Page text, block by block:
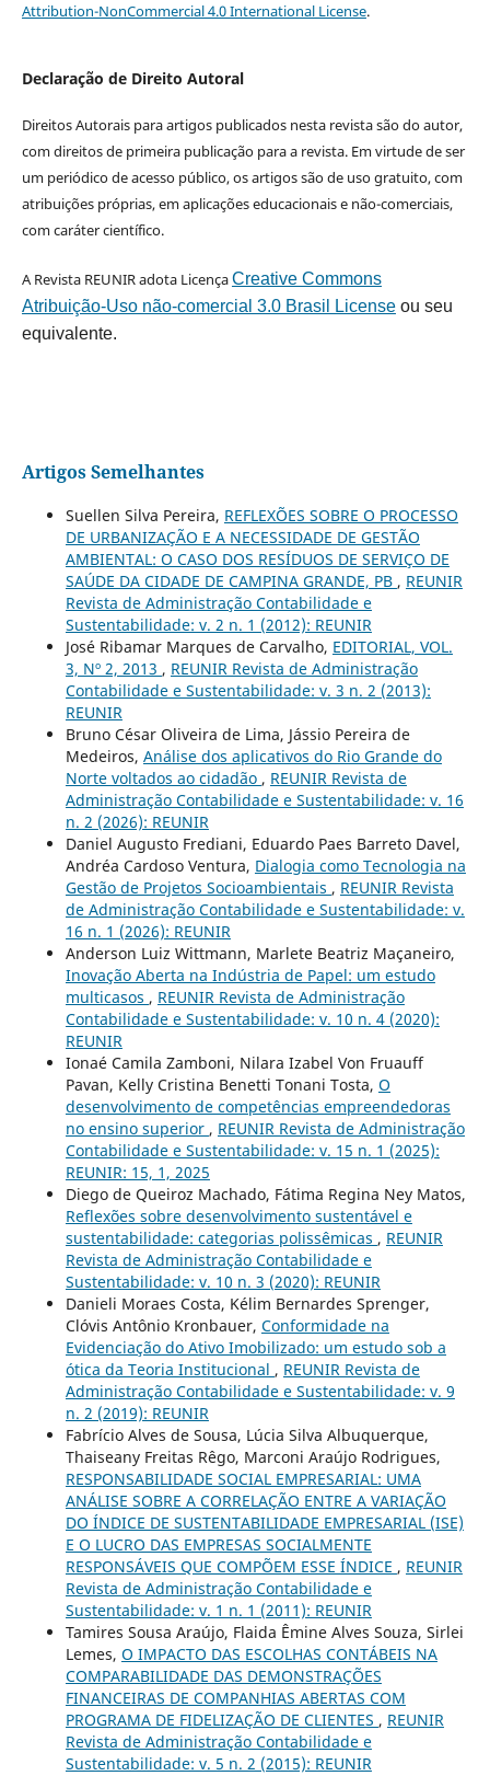
Attribution-NonCommercial 4.0 International License.
Declaração de Direito Autoral
Direitos Autorais para artigos publicados nesta revista são do autor,
com direitos de primeira publicação para a revista. Em virtude de ser
um periódico de acesso público, os artigos são de uso gratuito, com
atribuições próprias, em aplicações educacionais e não-comerciais,
com caráter científico.
A Revista REUNIR adota LicençaCreative Commons
Atribuição-Uso não-comercial 3.0 Brasil Licenseou seu
equivalente.
Artigos Semelhantes
Suellen Silva Pereira, REFLEXÕES SOBRE O PROCESSO
DE URBANIZAÇÃO E A NECESSIDADE DE GESTÃO
AMBIENTAL: O CASO DOS RESÍDUOS DE SERVIÇO DE
SAÚDE DA CIDADE DE CAMPINA GRANDE, PB , REUNIR
Revista de Administração Contabilidade e
Sustentabilidade: v. 2 n. 1 (2012): REUNIR
José Ribamar Marques de Carvalho, EDITORIAL, VOL.
3, Nº 2, 2013 , REUNIR Revista de Administração
Contabilidade e Sustentabilidade: v. 3 n. 2 (2013):
REUNIR
Bruno César Oliveira de Lima, Jássio Pereira de
Medeiros, Análise dos aplicativos do Rio Grande do
Norte voltados ao cidadão , REUNIR Revista de
Administração Contabilidade e Sustentabilidade: v. 16
n. 2 (2026): REUNIR
Daniel Augusto Frediani, Eduardo Paes Barreto Davel,
Andréa Cardoso Ventura, Dialogia como Tecnologia na
Gestão de Projetos Socioambientais , REUNIR Revista
de Administração Contabilidade e Sustentabilidade: v.
16 n. 1 (2026): REUNIR
Anderson Luiz Wittmann, Marlete Beatriz Maçaneiro,
Inovação Aberta na Indústria de Papel: um estudo
multicasos , REUNIR Revista de Administração
Contabilidade e Sustentabilidade: v. 10 n. 4 (2020):
REUNIR
Ionaé Camila Zamboni, Nilara Izabel Von Fruauff
Pavan, Kelly Cristina Benetti Tonani Tosta, O
desenvolvimento de competências empreendedoras
no ensino superior , REUNIR Revista de Administração
Contabilidade e Sustentabilidade: v. 15 n. 1 (2025):
REUNIR: 15, 1, 2025
Diego de Queiroz Machado, Fátima Regina Ney Matos,
Reflexões sobre desenvolvimento sustentável e
sustentabilidade: categorias polissêmicas , REUNIR
Revista de Administração Contabilidade e
Sustentabilidade: v. 10 n. 3 (2020): REUNIR
Danieli Moraes Costa, Kélim Bernardes Sprenger,
Clóvis Antônio Kronbauer, Conformidade na
Evidenciação do Ativo Imobilizado: um estudo sob a
ótica da Teoria Institucional , REUNIR Revista de
Administração Contabilidade e Sustentabilidade: v. 9
n. 2 (2019): REUNIR
Fabrício Alves de Sousa, Lúcia Silva Albuquerque,
Thaiseany Freitas Rêgo, Marconi Araújo Rodrigues,
RESPONSABILIDADE SOCIAL EMPRESARIAL: UMA
ANÁLISE SOBRE A CORRELAÇÃO ENTRE A VARIAÇÃO
DO ÍNDICE DE SUSTENTABILIDADE EMPRESARIAL (ISE)
E O LUCRO DAS EMPRESAS SOCIALMENTE
RESPONSÁVEIS QUE COMPÕEM ESSE ÍNDICE , REUNIR
Revista de Administração Contabilidade e
Sustentabilidade: v. 1 n. 1 (2011): REUNIR
Tamires Sousa Araújo, Flaida Êmine Alves Souza, Sirlei
Lemes, O IMPACTO DAS ESCOLHAS CONTÁBEIS NA
COMPARABILIDADE DAS DEMONSTRAÇÕES
FINANCEIRAS DE COMPANHIAS ABERTAS COM
PROGRAMA DE FIDELIZAÇÃO DE CLIENTES , REUNIR
Revista de Administração Contabilidade e
Sustentabilidade: v. 5 n. 2 (2015): REUNIR